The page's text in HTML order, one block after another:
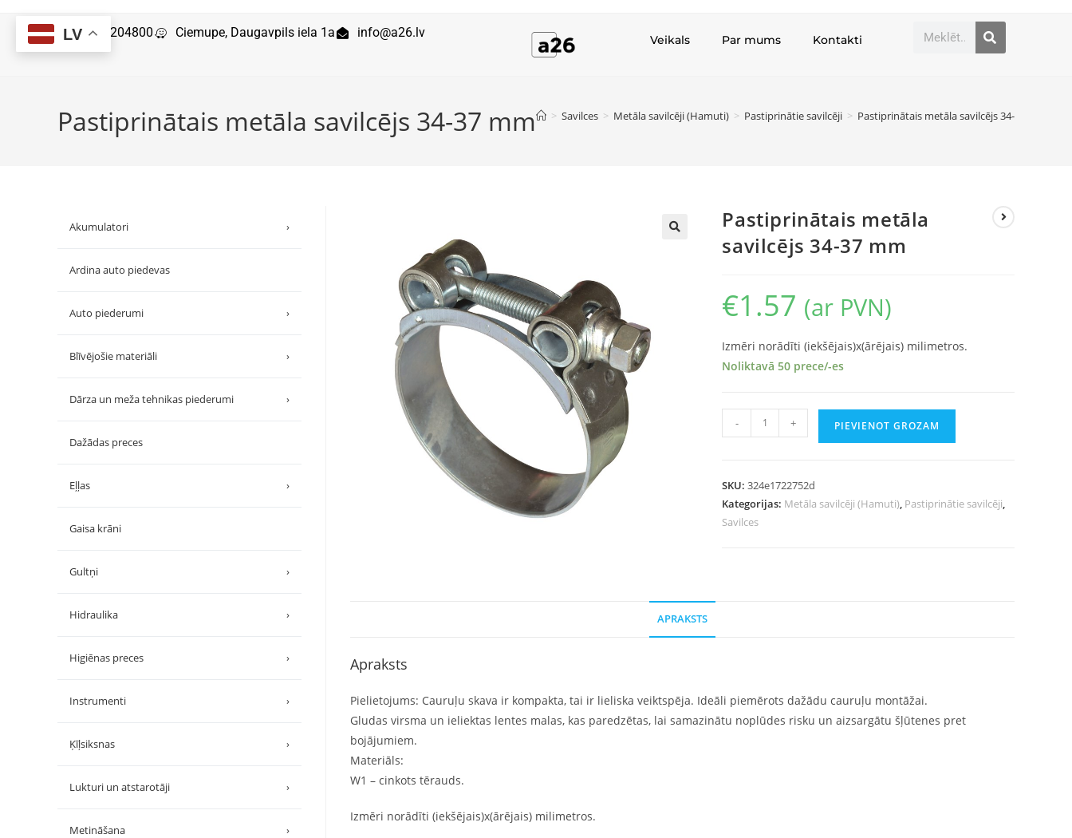
29204800 Ciemupe, Daugavpils iela 1a info@a26.lv Veikals Par mums Kontakti
Pastiprinātais metāla savilcējs 34-37 mm > Savilces > Metāla savilcēji (Hamuti) > Pastiprinātie savilcēji > Pastiprinātais metāla savilcējs 34-37 mm
Pastiprinātais metāla
savilcējs 34-37 mm
€1.57 (ar PVN)
Izmēri norādīti (iekšējais)x(ārējais) milimetros.
Noliktavā 50 prece/-es
- + PIEVIENOT GROZAM
SKU:324e1722752d
Kategorijas: Metāla savilcēji (Hamuti), Pastiprinātie savilcēji,
Savilces
APRAKSTS
Apraksts
Pielietojums: Cauruļu skava ir kompakta, tai ir lieliska veiktspēja. Ideāli piemērots dažādu cauruļu montāžai.
Gludas virsma un ieliektas lentes malas, kas paredzētas, lai samazinātu noplūdes risku un aizsargātu šļūtenes pret
bojājumiem.
Materiāls:
W1 – cinkots tērauds.
Izmēri norādīti (iekšējais)x(ārējais) milimetros.
Akumulatori ›
Ardina auto piedevas
Auto piederumi ›
Blīvējošie materiāli ›
Dārza un meža tehnikas piederumi ›
Dažādas preces
Eļļas ›
Gaisa krāni
Gultņi ›
Hidraulika ›
Higiēnas preces ›
Instrumenti ›
Ķīļsiksnas ›
Lukturi un atstarotāji ›
Metināšana ›
LV